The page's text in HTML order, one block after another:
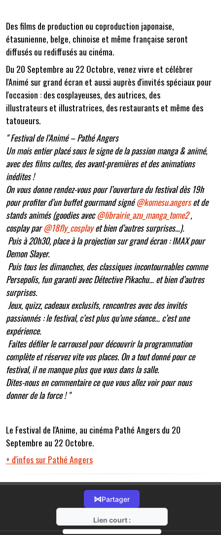
Des films de production ou coproduction japonaise,
étasunienne, belge, chinoise et même française seront
diffusés ou rediffusés au cinéma.
Du 20 Septembre au 22 Octobre, venez vivre et célébrer
l'Animé sur grand écran et aussi auprès d'invités spéciaux pour
l'occasion : des cosplayeuses, des autrices, des
illustrateurs et illustratrices, des restaurants et même des
tatoueurs.
" Festival de l’Animé – Pathé Angers
Un mois entier placé sous le signe de la passion manga & animé,
avec des films cultes, des avant-premières et des animations
inédites !
On vous donne rendez-vous pour l’ouverture du festival dès 19h
pour profiter d’un buffet gourmand signé@komesu.angerset de
stands animés (goodies avec@librairie_azu_manga_tome2,
cosplay par@18fly_cosplayet bien d’autres surprises…).
Puis à 20h30, place à la projection sur grand écran : IMAX pour
Demon Slayer.
Puis tous les dimanches, des classiques incontournables comme
Persepolis, fun garanti avec Détective Pikachu… et bien d’autres
surprises.
Jeux, quizz, cadeaux exclusifs, rencontres avec des invités
passionnés : le festival, c’est plus qu’une séance… c’est une
expérience.
Faites défiler le carrousel pour découvrir la programmation
complète et réservez vite vos places. On a tout donné pour ce
festival, il ne manque plus que vous dans la salle.
Dites-nous en commentaire ce que vous allez voir pour nous
donner de la force ! "
Le Festival de l'Anime, au cinéma Pathé Angers du 20
Septembre au 22 Octobre.
+ d'infos sur Pathé Angers
⋈Partager
Lien court :